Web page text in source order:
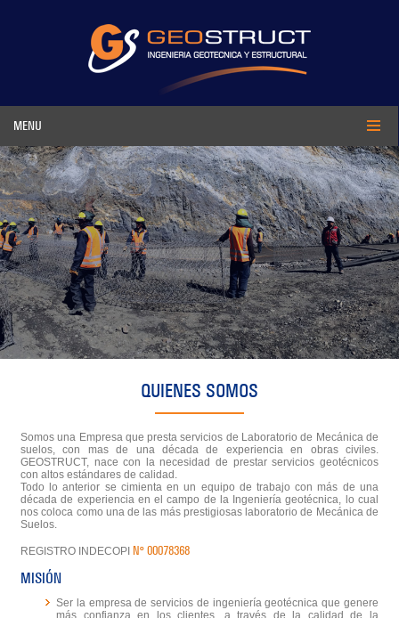
MENU
QUIENES SOMOS
Somos una Empresa que presta servicios de Laboratorio de Mecánica de
suelos, con mas de una década de experiencia en obras civiles.
GEOSTRUCT, nace con la necesidad de prestar servicios geotécnicos
con altos estándares de calidad.
Todo lo anterior se cimienta en un equipo de trabajo con más de una
década de experiencia en el campo de la Ingeniería geotécnica, lo cual
nos coloca como una de las más prestigiosas laboratorio de Mecánica de
Suelos.
REGISTRO INDECOPI N° 00078368
MISIÓN
Ser la empresa de servicios de ingeniería geotécnica que genere